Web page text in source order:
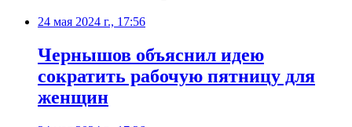
24 мая 2024 г., 17:56
Чернышов объяснил идею
сократить рабочую пятницу для
женщин